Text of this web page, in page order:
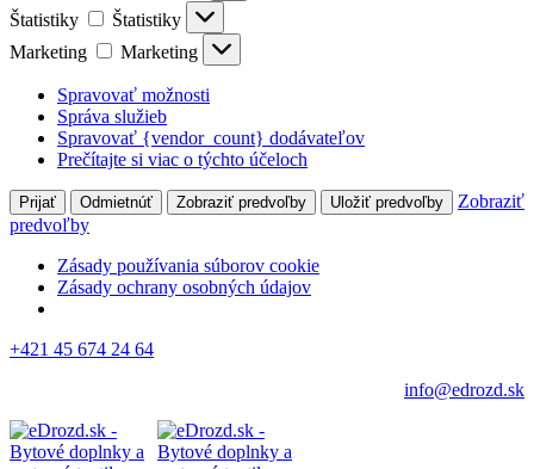
Štatistiky
Štatistiky
Marketing
Marketing
Spravovať možnosti
Správa služieb
Spravovať {vendor_count} dodávateľov
Prečítajte si viac o týchto účeloch
Prijať Odmietnúť Zobraziť predvoľby Uložiť predvoľby
Zobraziť
predvoľby
Zásady používania súborov cookie
Zásady ochrany osobných údajov
+421 45 674 24 64
info@edrozd.sk